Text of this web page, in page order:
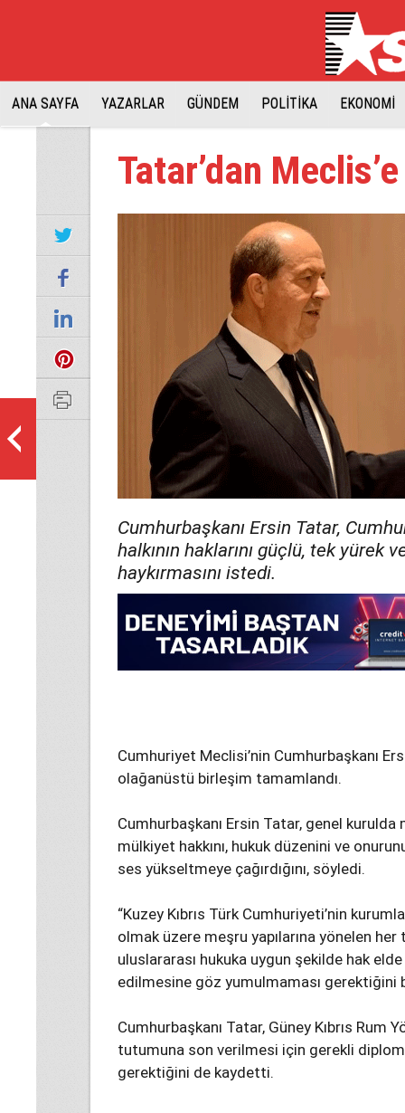
ANA SAYFA YAZARLAR GÜNDEM POLİTİKA EKONOMİ
Tatar’dan
Cumhurbaşkanı Ersin Tatar,
halkının haklarını güçlü, tek yürek
haykırmasını istedi.
Cumhuriyet Meclisi’nin Cumhurbaşkanı
olağanüstü birleşim tamamlandı.
Cumhurbaşkanı Ersin Tatar, genel kurulda
mülkiyet hakkını, hukuk düzenini ve
ses yükseltmeye çağırdığını, söyledi.
“Kuzey Kıbrıs Türk Cumhuriyeti’nin
olmak üzere meşru yapılarına yönelen
uluslararası hukuka uygun şekilde hak
edilmesine göz yumulmaması gerektiğini
Cumhurbaşkanı Tatar, Güney Kıbrıs Rum
tutumuna son verilmesi için gerekli
gerektiğini de kaydetti.